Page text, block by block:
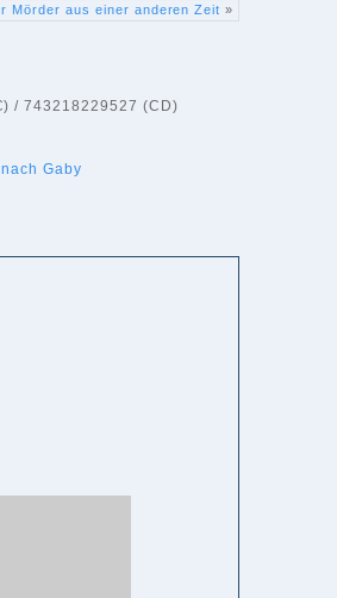
Mörder aus einer anderen Zeit »
/ 743218229527 (CD)
Gaby